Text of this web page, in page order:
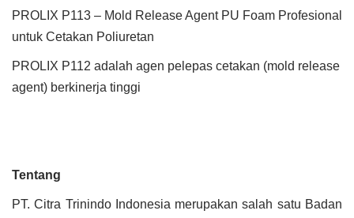
PROLIX P113 – Mold Release Agent PU Foam Profesional
untuk Cetakan Poliuretan
PROLIX P112 adalah agen pelepas cetakan (mold release
agent) berkinerja tinggi
Tentang
PT. Citra Trinindo Indonesia merupakan salah satu Badan